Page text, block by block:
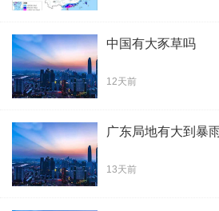
中国有大豕草吗
12天前
广东局地有大到暴
13天前